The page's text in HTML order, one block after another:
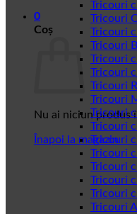
0
Coș
Nu ai niciun produs
Înapoi la magazin
Tricouri
Tricouri
Tricouri
Tricouri
Tricouri
Tricouri
Tricouri
Tricouri
Tricouri
Tricouri
Tricouri
Tricouri
Tricouri
Tricouri
Tricouri
Tricouri